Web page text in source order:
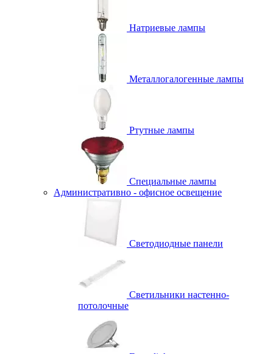
Натриевые лампы
Металлогалогенные лампы
Ртутные лампы
Специальные лампы
Административно - офисное освещение
Светодиодные панели
Светильники настенно-
потолочные